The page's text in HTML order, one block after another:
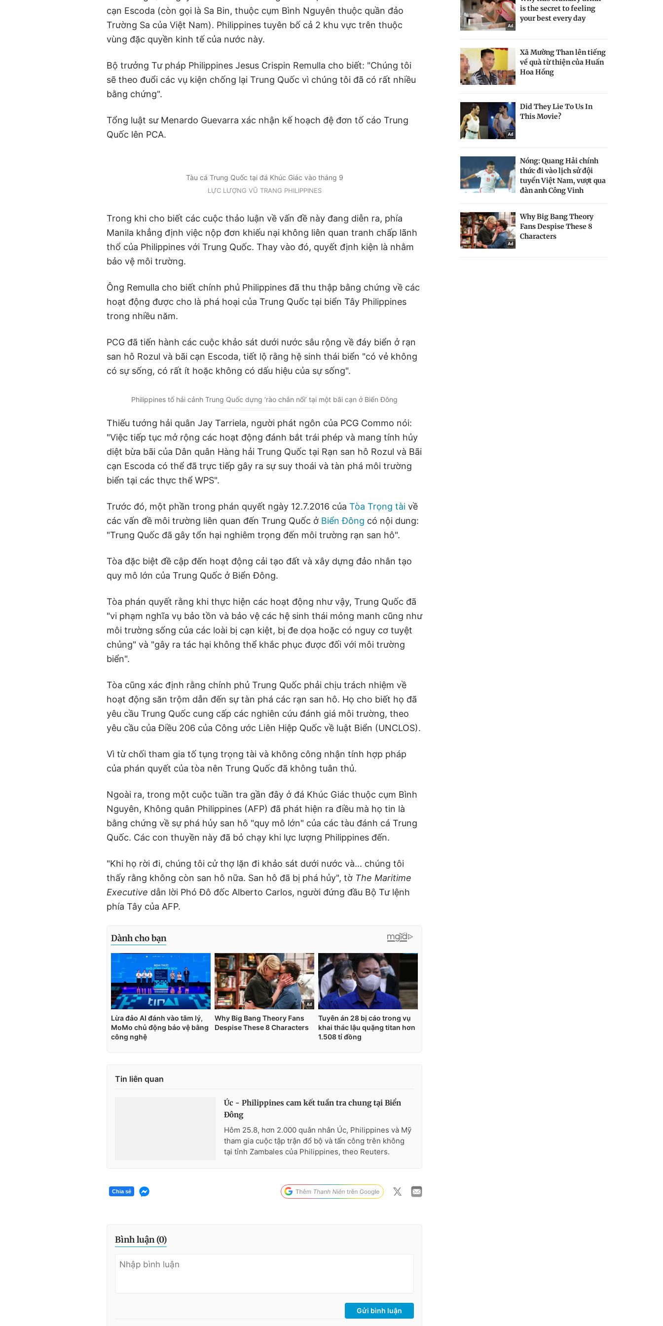
cạn Escoda (còn gọi là Sa Bin, thuộc cụm Bình Nguyên thuộc quần đảo
Trường Sa của Việt Nam). Philippines tuyên bố cả 2 khu vực trên thuộc
vùng đặc quyền kinh tế của nước này.
Bộ trưởng Tư pháp Philippines Jesus Crispin Remulla cho biết: "Chúng tôi
sẽ theo đuổi các vụ kiện chống lại Trung Quốc vì chúng tôi đã có rất nhiều
bằng chứng".
Tổng luật sư Menardo Guevarra xác nhận kế hoạch đệ đơn tố cáo Trung
Quốc lên PCA.
Tàu cá Trung Quốc tại đá Khúc Giác vào tháng 9
LỰC LƯỢNG VŨ TRANG PHILIPPINES
Trong khi cho biết các cuộc thảo luận về vấn đề này đang diễn ra, phía
Manila khẳng định việc nộp đơn khiếu nại không liên quan tranh chấp lãnh
thổ của Philippines với Trung Quốc. Thay vào đó, quyết định kiện là nhằm
bảo vệ môi trường.
Ông Remulla cho biết chính phủ Philippines đã thu thập bằng chứng về các
hoạt động được cho là phá hoại của Trung Quốc tại biển Tây Philippines
trong nhiều năm.
PCG đã tiến hành các cuộc khảo sát dưới nước sâu rộng về đáy biển ở rạn
san hô Rozul và bãi cạn Escoda, tiết lộ rằng hệ sinh thái biển "có vẻ không
có sự sống, có rất ít hoặc không có dấu hiệu của sự sống".
Philippines tố hải cảnh Trung Quốc dựng ‘rào chắn nổi’ tại một bãi cạn ở Biển Đông
Thiếu tướng hải quân Jay Tarriela, người phát ngôn của PCG Commo nói:
"Việc tiếp tục mở rộng các hoạt động đánh bắt trái phép và mang tính hủy
diệt bừa bãi của Dân quân Hàng hải Trung Quốc tại Rạn san hô Rozul và Bãi
cạn Escoda có thể đã trực tiếp gây ra sự suy thoái và tàn phá môi trường
biển tại các thực thể WPS".
Trước đó, một phần trong phán quyết ngày 12.7.2016 của Tòa Trọng tài về
các vấn đề môi trường liên quan đến Trung Quốc ở Biển Đông có nội dung:
"Trung Quốc đã gây tổn hại nghiêm trọng đến môi trường rạn san hô".
Tòa đặc biệt đề cập đến hoạt động cải tạo đất và xây dựng đảo nhân tạo
quy mô lớn của Trung Quốc ở Biển Đông.
Tòa phán quyết rằng khi thực hiện các hoạt động như vậy, Trung Quốc đã
"vi phạm nghĩa vụ bảo tồn và bảo vệ các hệ sinh thái mỏng manh cũng như
môi trường sống của các loài bị cạn kiệt, bị đe dọa hoặc có nguy cơ tuyệt
chủng" và "gây ra tác hại không thể khắc phục được đối với môi trường
biển".
Tòa cũng xác định rằng chính phủ Trung Quốc phải chịu trách nhiệm về
hoạt động săn trộm dẫn đến sự tàn phá các rạn san hô. Họ cho biết họ đã
yêu cầu Trung Quốc cung cấp các nghiên cứu đánh giá môi trường, theo
yêu cầu của Điều 206 của Công ước Liên Hiệp Quốc về luật Biển (UNCLOS).
Vì từ chối tham gia tố tụng trọng tài và không công nhận tính hợp pháp
của phán quyết của tòa nên Trung Quốc đã không tuân thủ.
Ngoài ra, trong một cuộc tuần tra gần đây ở đá Khúc Giác thuộc cụm Bình
Nguyên, Không quân Philippines (AFP) đã phát hiện ra điều mà họ tin là
bằng chứng về sự phá hủy san hô "quy mô lớn" của các tàu đánh cá Trung
Quốc. Các con thuyền này đã bỏ chạy khi lực lượng Philippines đến.
"Khi họ rời đi, chúng tôi cử thợ lặn đi khảo sát dưới nước và... chúng tôi
thấy rằng không còn san hô nữa. San hô đã bị phá hủy", tờ The Maritime
Executive dẫn lời Phó Đô đốc Alberto Carlos, người đứng đầu Bộ Tư lệnh
phía Tây của AFP.
Tin liên quan
Úc - Philippines cam kết tuần tra chung tại Biển
Đông
Hôm 25.8, hơn 2.000 quân nhân Úc, Philippines và Mỹ
tham gia cuộc tập trận đổ bộ và tấn công trên không
tại tỉnh Zambales của Philippines, theo Reuters.
Chia sẻ
Bình luận (0)
Gửi bình luận